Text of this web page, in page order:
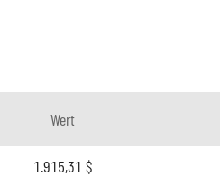
Wert
1.915,31 $